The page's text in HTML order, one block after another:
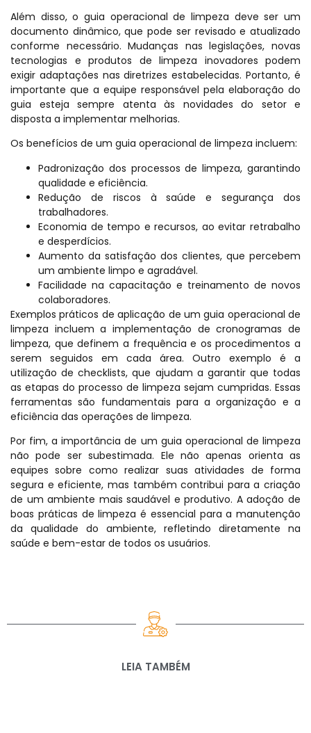
Além disso, o guia operacional de limpeza deve ser um
documento dinâmico, que pode ser revisado e atualizado
conforme necessário. Mudanças nas legislações, novas
tecnologias e produtos de limpeza inovadores podem
exigir adaptações nas diretrizes estabelecidas. Portanto, é
importante que a equipe responsável pela elaboração do
guia esteja sempre atenta às novidades do setor e
disposta a implementar melhorias.
Os benefícios de um guia operacional de limpeza incluem:
Padronização dos processos de limpeza, garantindo
qualidade e eficiência.
Redução de riscos à saúde e segurança dos
trabalhadores.
Economia de tempo e recursos, ao evitar retrabalho
e desperdícios.
Aumento da satisfação dos clientes, que percebem
um ambiente limpo e agradável.
Facilidade na capacitação e treinamento de novos
colaboradores.
Exemplos práticos de aplicação de um guia operacional de
limpeza incluem a implementação de cronogramas de
limpeza, que definem a frequência e os procedimentos a
serem seguidos em cada área. Outro exemplo é a
utilização de checklists, que ajudam a garantir que todas
as etapas do processo de limpeza sejam cumpridas. Essas
ferramentas são fundamentais para a organização e a
eficiência das operações de limpeza.
Por fim, a importância de um guia operacional de limpeza
não pode ser subestimada. Ele não apenas orienta as
equipes sobre como realizar suas atividades de forma
segura e eficiente, mas também contribui para a criação
de um ambiente mais saudável e produtivo. A adoção de
boas práticas de limpeza é essencial para a manutenção
da qualidade do ambiente, refletindo diretamente na
saúde e bem-estar de todos os usuários.
LEIA TAMBÉM